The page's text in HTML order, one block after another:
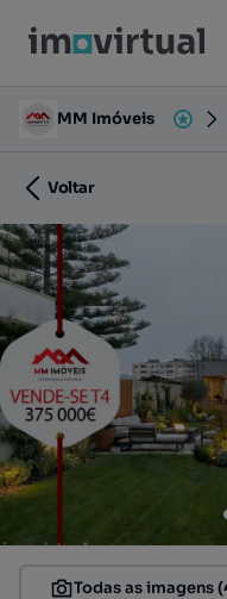
MM Imóveis
Voltar
Todas as imagens